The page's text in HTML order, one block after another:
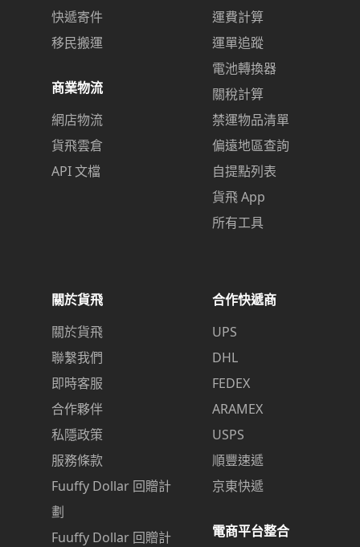
快遞寄件
移民搬運
商業物流
網店物流
貨飛雲倉
API 文檔
運費計算
運單追蹤
電池轉換器
關稅計算
禁運物品清單
偏遠地區查詢
自提點列表
貨飛 App
所有工具
關於貨飛
關於貨飛
聯繫我們
即時客服
合作夥伴
私隱政策
服務條款
Fuuffy Dollar 回贈計
劃
Fuuffy Dollar 回贈計
合作快遞商
UPS
DHL
FEDEX
ARAMEX
USPS
順豐速遞
京東快遞
電商平台整合